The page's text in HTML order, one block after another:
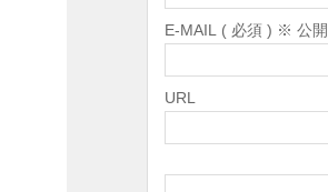
E-MAIL ( 必須 ) ※ 公
URL